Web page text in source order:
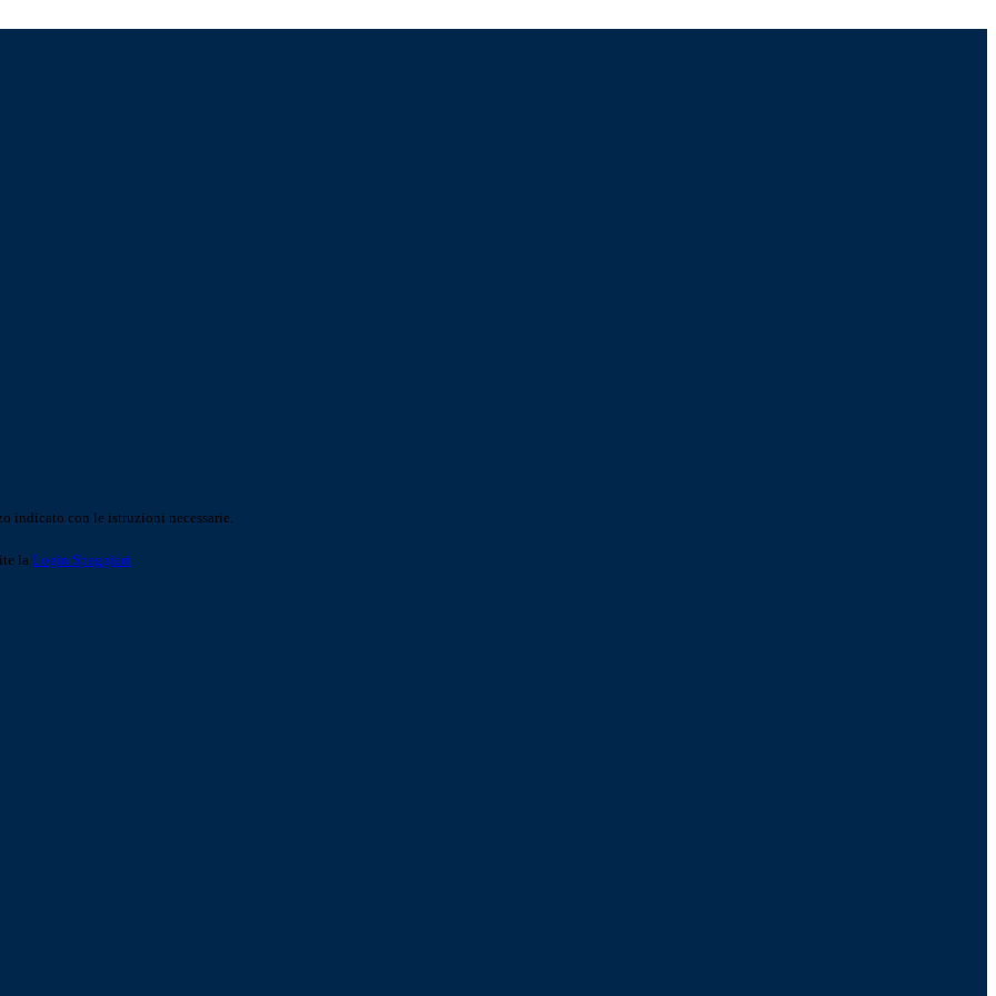
indicato con le istruzioni necessarie.
la Login Spaggiari